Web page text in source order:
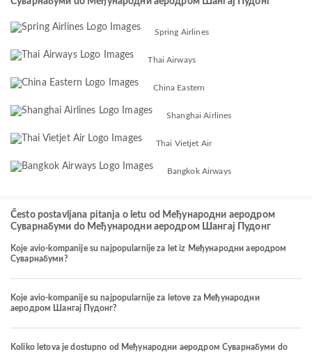
Spring Airlines
Thai Airways
China Eastern
Shanghai Airlines
Thai Vietjet Air
Bangkok Airways
Često postavljana pitanja o letu od Међународни аеродром
Суварнабуми do Међународни аеродром Шангај Пудонг
Koje avio-kompanije su najpopularnije za let iz Међународни аеродром
Суварнабуми?
Koje avio-kompanije su najpopularnije za letove za Међународни
аеродром Шангај Пудонг?
Koliko letova je dostupno od Међународни аеродром Суварнабуми do